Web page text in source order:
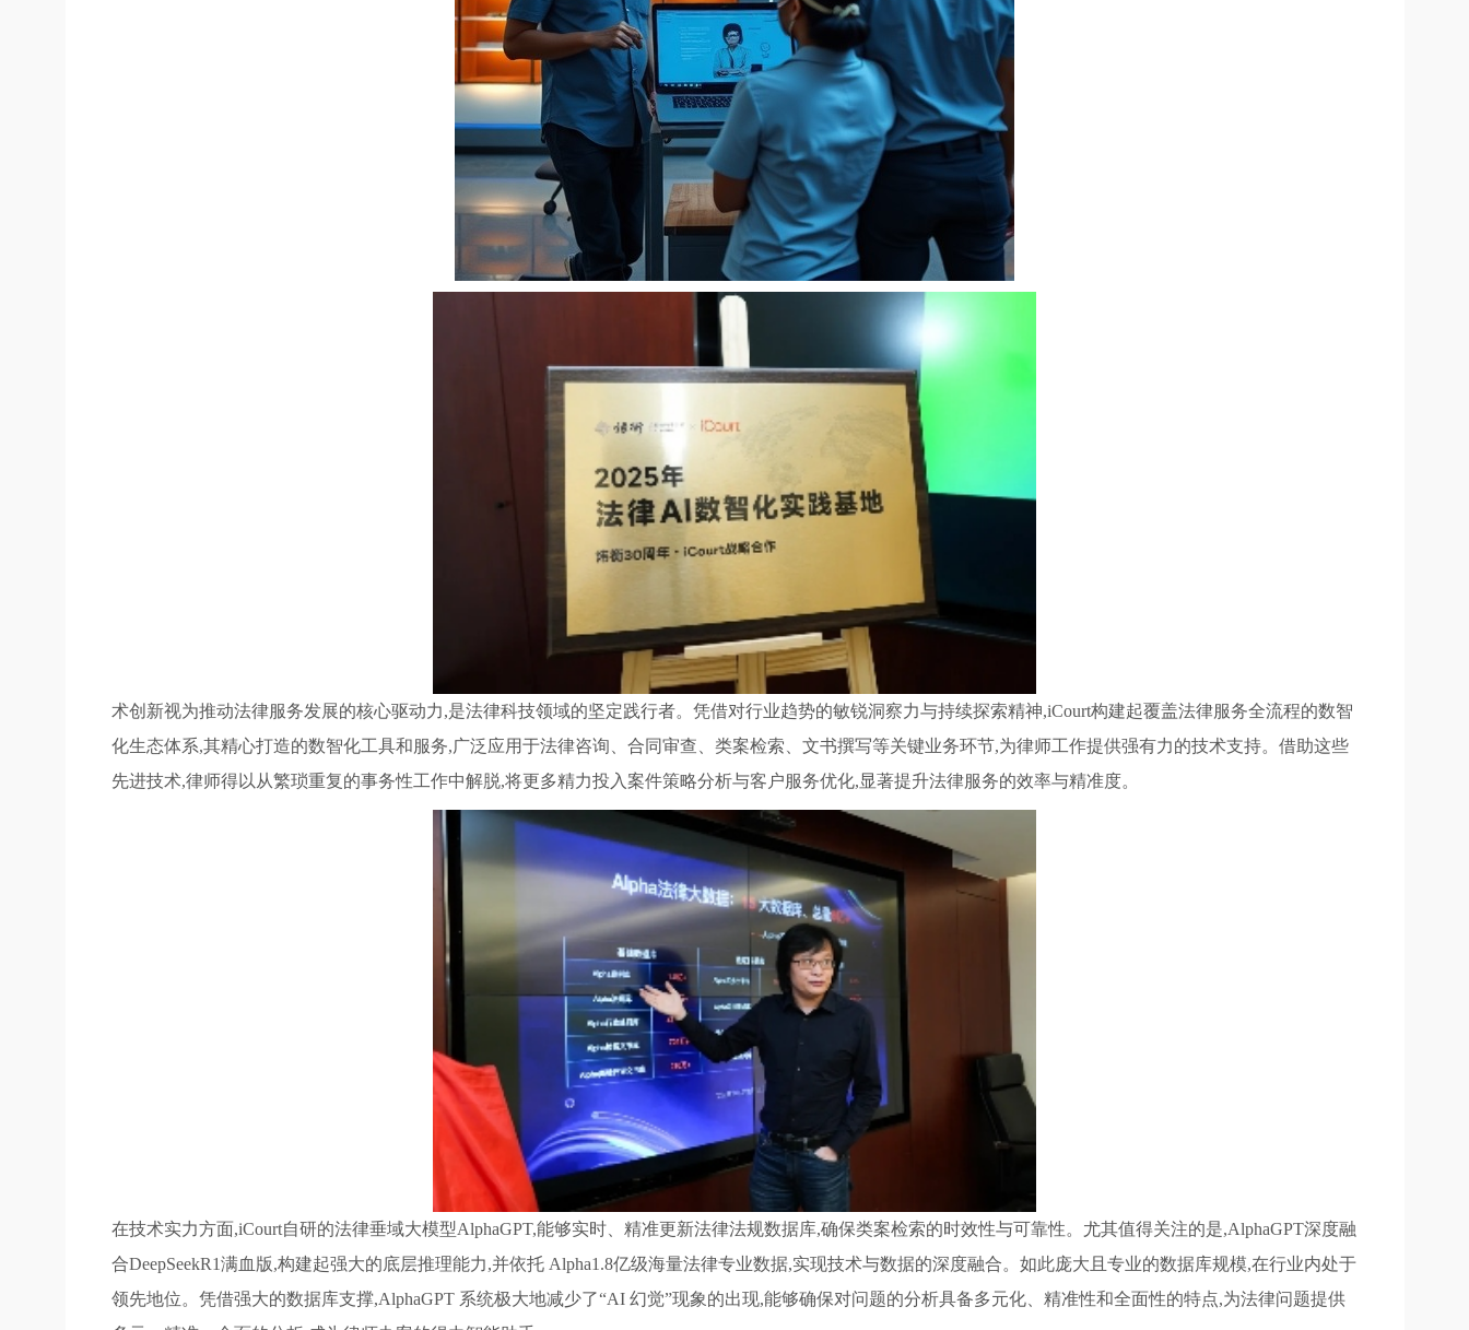
术创新视为推动法律服务发展的核心驱动力,是法律科技领域的坚定践行者。凭借对行业趋势的敏锐洞察力与持续探索精神,iCourt构建起覆盖法律服务全流程的数智
化生态体系,其精心打造的数智化工具和服务,广泛应用于法律咨询、合同审查、类案检索、文书撰写等关键业务环节,为律师工作提供强有力的技术支持。借助这些
先进技术,律师得以从繁琐重复的事务性工作中解脱,将更多精力投入案件策略分析与客户服务优化,显著提升法律服务的效率与精准度。
在技术实力方面,iCourt自研的法律垂域大模型AlphaGPT,能够实时、精准更新法律法规数据库,确保类案检索的时效性与可靠性。尤其值得关注的是,AlphaGPT深度融
合DeepSeekR1满血版,构建起强大的底层推理能力,并依托 Alpha1.8亿级海量法律专业数据,实现技术与数据的深度融合。如此庞大且专业的数据库规模,在行业内处于
领先地位。凭借强大的数据库支撑,AlphaGPT 系统极大地减少了“AI 幻觉”现象的出现,能够确保对问题的分析具备多元化、精准性和全面性的特点,为法律问题提供